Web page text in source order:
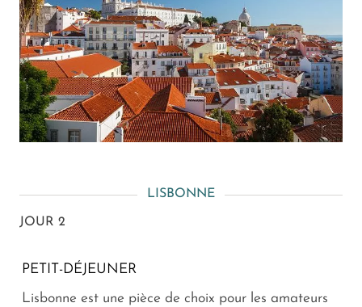
LISBONNE
JOUR 2
PETIT-DÉJEUNER
Lisbonne est une pièce de choix pour les amateurs